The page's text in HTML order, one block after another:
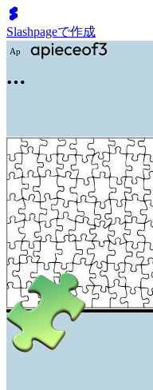
Slashpageで作成
Ap